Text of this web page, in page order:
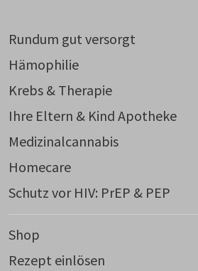
Rundum gut versorgt
Hämophilie
Krebs & Therapie
Ihre Eltern & Kind Apotheke
Medizinalcannabis
Homecare
Schutz vor HIV: PrEP & PEP
Shop
Rezept einlösen